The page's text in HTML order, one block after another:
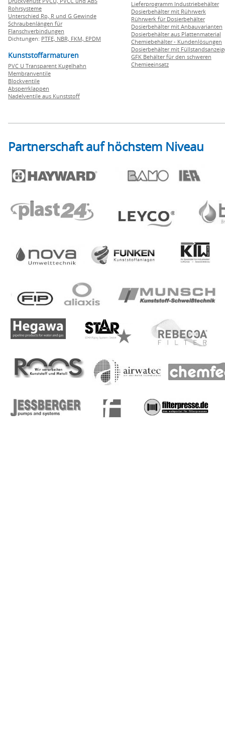
Rohrsysteme
Unterschied Rp, R und G Gewinde
Schraubenlängen für
Flanschverbindungen
Dichtungen: PTFE, NBR, FKM, EPDM
Kunststoffarmaturen
PVC U Transparent Kugelhahn
Membranventile
Blockventile
Absperrklappen
Nadelventile aus Kunststoff
Lieferprogramm Industriebehälter
Dosierbehälter mit Rührwerk
Rührwerk für Dosierbehälter
Dosierbehälter mit Anbauvarianten
Dosierbehälter aus Plattenmaterial
Chemiebehälter - Kundenlösungen
Dosierbehälter mit
GFK Behälter für den schweren
Chemieeinsatz
Partnerschaft auf höchstem Niveau